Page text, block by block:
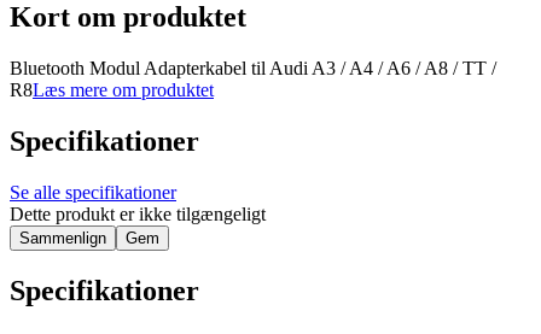
Kort om produktet
Bluetooth Modul Adapterkabel til Audi A3 / A4 / A6 / A8 / TT /
R8Læs mere om produktet
Specifikationer
Se alle specifikationer
Dette produkt er ikke tilgængeligt
Sammenlign Gem
Specifikationer